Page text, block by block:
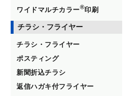
ワイドマルチカラー®印刷
チラシ・フライヤー
チラシ・フライヤー
ポスティング
新聞折込チラシ
返信ハガキ付フライヤー